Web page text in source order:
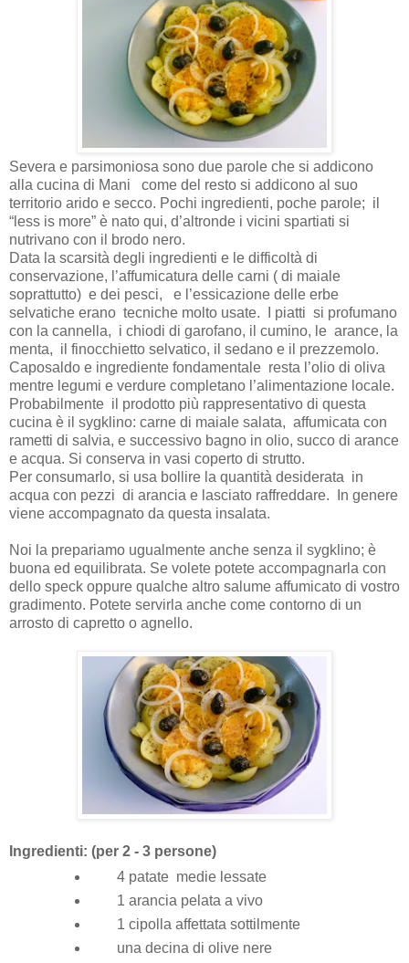
Severa e parsimoniosa sono due parole che si addicono
alla cucina di Mani
come del resto si addicono al suo
territorio arido e secco. Pochi ingredienti, poche parole; il
“less is more” è nato qui, d’altronde i vicini spartiati si
nutrivano con il brodo nero.
Data la scarsità degli ingredienti e le difficoltà di
conservazione, l’affumicatura delle carni ( di maiale
soprattutto) e dei pesci, e l’essicazione delle erbe
selvatiche erano tecniche molto usate. I piatti si profumano
con la cannella, i chiodi di garofano, il cumino, le arance, la
menta, il finocchietto selvatico, il sedano e il prezzemolo.
Caposaldo e ingrediente fondamentale resta l’olio di oliva
mentre legumi e verdure completano l’alimentazione locale.
Probabilmente il prodotto più rappresentativo di questa
cucina è il sygklino: carne di maiale salata, affumicata con
rametti di salvia, e successivo bagno in olio, succo di arance
e acqua. Si conserva in vasi coperto di strutto.
Per consumarlo, si usa bollire la quantità desiderata in
acqua con pezzi di arancia e lasciato raffreddare. In genere
viene accompagnato da questa insalata.
Noi la prepariamo ugualmente anche senza il sygklino; è
buona ed equilibrata. Se volete potete accompagnarla con
dello speck oppure qualche altro salume affumicato di vostro
gradimento. Potete servirla anche come contorno di un
arrosto di capretto o agnello.
Ingredienti: (per 2 - 3 persone)
4 patate medie lessate
1 arancia pelata a vivo
1 cipolla affettata sottilmente
una decina di olive nere